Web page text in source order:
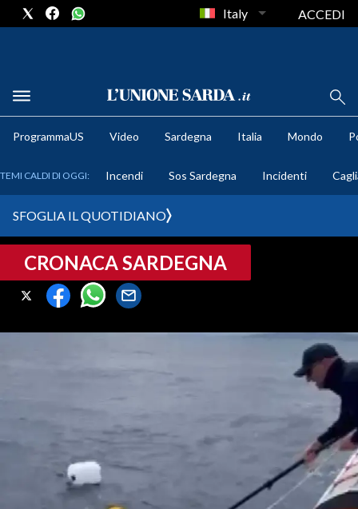
METEO
CRONACA SARDEGNA
CAGLIARI
NUORO E PROVINCIA
OGLIASTRA
Italy ACCEDI
ProgrammaUS Video Sardegna Italia Mondo
TEMI CALDI DI OGGI: Incendi Sos Sardegna Incidenti
SFOGLIA IL QUOTIDIANO
CRONACA SARDEGNA